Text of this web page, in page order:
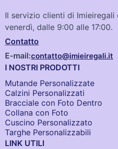
Il servizio clienti di
venerdì, dalle 9:00 alle 17:00.
Contatto
E-mail:contatto@imieiregali.it
I NOSTRI PRODOTTI
Mutande Personalizzate
Calzini Personalizzati
Bracciale con Foto Dentro​
Collana con Foto
Cuscino Personalizzato
Targhe Personalizzabili
LINK UTILI